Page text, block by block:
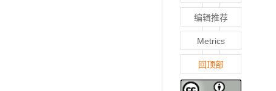
编辑推荐
Metrics
回顶部